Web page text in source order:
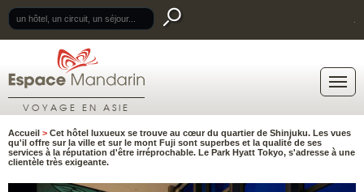
VOYAGE EN ASIE
Accueil > Cet hôtel luxueux se trouve au cœur du quartier de Shinjuku. Les vues
qu'il offre sur la ville et sur le mont Fuji sont superbes et la qualité de ses
services à la réputation d'être irréprochable. Le Park Hyatt Tokyo, s'adresse à une
clientèle très exigeante.